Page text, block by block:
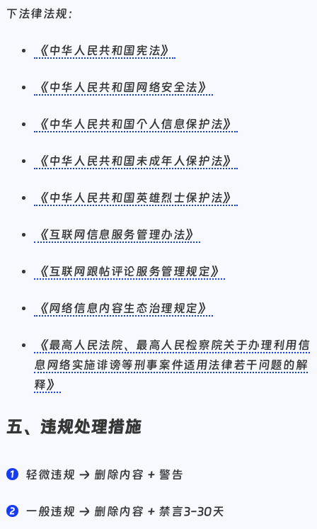
下法律法规：
《中华人民共和国宪法》
《中华人民共和国网络安全法》
《中华人民共和国个人信息保护法》
《中华人民共和国未成年人保护法》
《中华人民共和国英雄烈士保护法》
《互联网信息服务管理办法》
《互联网跟帖评论服务管理规定》
《网络信息内容生态治理规定》
《最高人民法院、最高人民检察院关于办理利用信
息网络实施诽谤等刑事案件适用法律若干问题的解
释》
五、违规处理措施
轻微违规 → 删除内容 + 警告
一般违规 → 删除内容 + 禁言3-30天